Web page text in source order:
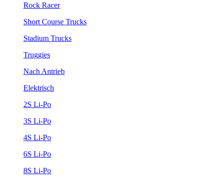
Rock Racer
Short Course Trucks
Stadium Trucks
Truggies
Nach Antrieb
Elektrisch
2S Li-Po
3S Li-Po
4S Li-Po
6S Li-Po
8S Li-Po